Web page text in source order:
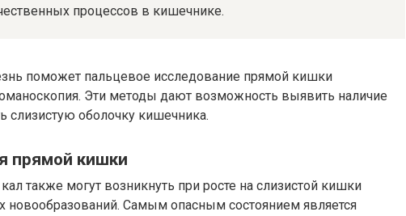
процессов в кишечнике.
поможет пальцевое исследование прямой кишки
Эти методы дают возможность выявить наличие
слизистую оболочку кишечника.
прямой кишки
также могут возникнуть при росте на слизистой кишки
новообразований. Самым опасным состоянием является